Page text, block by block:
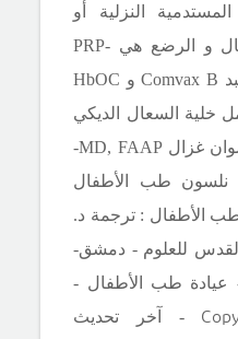
النزلية أو
و الرضع هي PRP-
Comvax B و HbOC
خلية السعال الديكي
غزال MD, FAAP
-
نلسون طب الأطفال
الأطفال : ترجمة د.
للعلوم - دمشق-
طب الأطفال -
- آخر تحديث